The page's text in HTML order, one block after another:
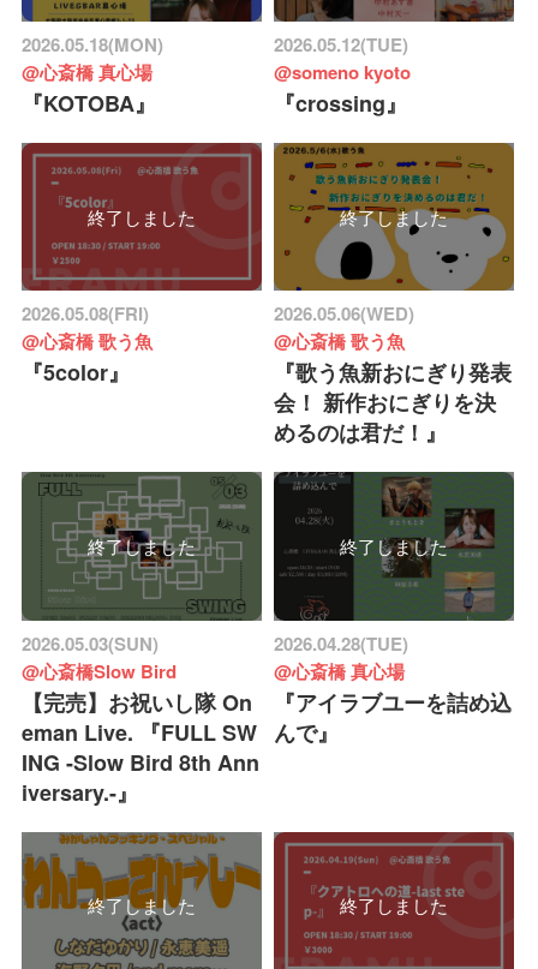
2026.05.18(MON)
@心斎橋 真心場
『KOTOBA』
2026.05.12(TUE)
@someno kyoto
『crossing』
終了しました
2026.05.08(FRI)
@心斎橋 歌う魚
『5color』
終了しました
2026.05.06(WED)
@心斎橋 歌う魚
『歌う魚新おにぎり発表
会！ 新作おにぎりを決
めるのは君だ！』
終了しました
2026.05.03(SUN)
@心斎橋Slow Bird
【完売】お祝いし隊 On
eman Live. 『FULL SW
ING -Slow Bird 8th Ann
iversary.-』
終了しました
2026.04.28(TUE)
@心斎橋 真心場
『アイラブユーを詰め込
んで』
終了しました 終了しました